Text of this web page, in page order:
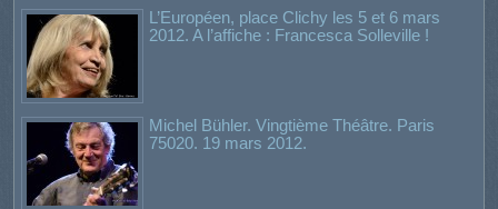
L’Européen, place Clichy les 5 et 6 mars
2012. A l’affiche : Francesca Solleville !
Michel Bühler. Vingtième Théâtre. Paris
75020. 19 mars 2012.